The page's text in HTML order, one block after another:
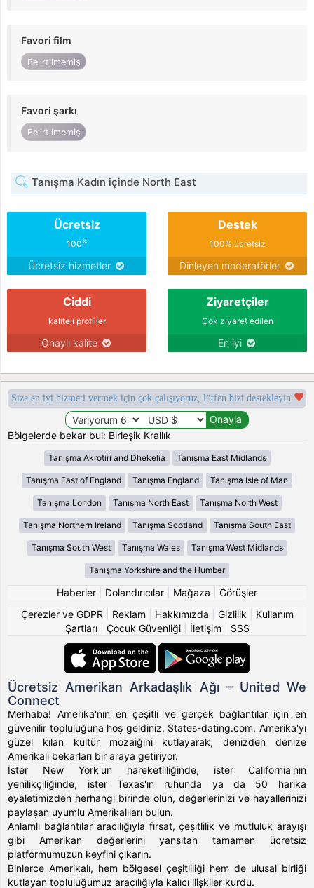
Favori film
Belirtilmemiş
Favori şarkı
Belirtilmemiş
Tanışma Kadın içinde North East
Ücretsiz
100%
Ücretsiz hizmetler
Destek
100% ücretsiz
Dinleyen moderatörler
Ciddi
kaliteli profiller
Onaylı kalite
Ziyaretçiler
Çok ziyaret edilen
En iyi
Size en iyi hizmeti vermek için çok çalışıyoruz, lütfen bizi destekleyin
Bölgelerde bekar bul: Birleşik Krallık
Tanışma Akrotiri and Dhekelia Tanışma East Midlands
Tanışma East of England Tanışma England Tanışma Isle of Man
Tanışma London Tanışma North East Tanışma North West
Tanışma Northern Ireland Tanışma Scotland Tanışma South East
Tanışma South West Tanışma Wales Tanışma West Midlands
Tanışma Yorkshire and the Humber
Haberler Dolandırıcılar Mağaza
Görüşler
Çerezler ve GDPR
Reklam Hakkımızda Gizlilik
Kullanım
Şartları| Çocuk Güvenliği| İletişim SSS
Ücretsiz Amerikan Arkadaşlık Ağı – United We
Connect
Merhaba! Amerika'nın en çeşitli ve gerçek bağlantılar için en
güvenilir topluluğuna hoş geldiniz. States-dating.com, Amerika'yı
güzel kılan kültür mozaiğini kutlayarak, denizden denize
Amerikalı bekarları bir araya getiriyor.
İster New York'un hareketliliğinde, ister California'nın
yenilikçiliğinde, ister Texas'ın ruhunda ya da 50 harika
eyaletimizden herhangi birinde olun, değerlerinizi ve hayallerinizi
paylaşan uyumlu Amerikalıları bulun.
Anlamlı bağlantılar aracılığıyla fırsat, çeşitlilik ve mutluluk arayışı
gibi Amerikan değerlerini yansıtan tamamen ücretsiz
platformumuzun keyfini çıkarın.
Binlerce Amerikalı, hem bölgesel çeşitliliği hem de ulusal birliği
kutlayan topluluğumuz aracılığıyla kalıcı ilişkiler kurdu.